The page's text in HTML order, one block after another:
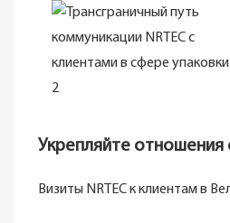
Укрепляйте отношения
Визиты NRTEC к клиентам в